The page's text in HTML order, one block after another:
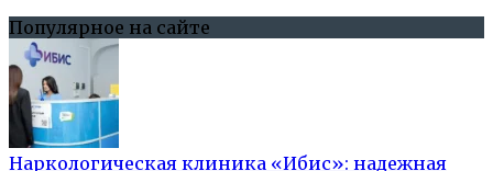
Популярное на сайте
Наркологическая клиника «Ибис»: надежная